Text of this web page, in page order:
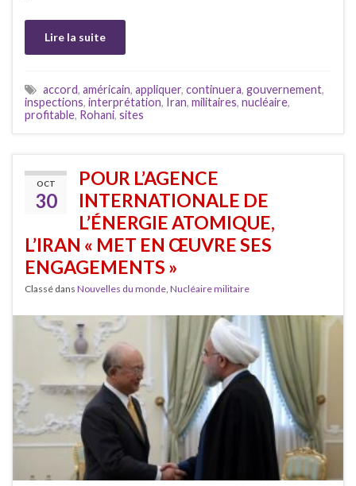
Lire la suite
accord, américain, appliquer, continuera, gouvernement,
inspections, interprétation, Iran, militaires, nucléaire,
profitable, Rohani, sites
OCT
30
POUR L’AGENCE
INTERNATIONALE DE
L’ÉNERGIE ATOMIQUE,
L’IRAN « MET EN ŒUVRE SES
ENGAGEMENTS »
Classé dans Nouvelles du monde, Nucléaire militaire